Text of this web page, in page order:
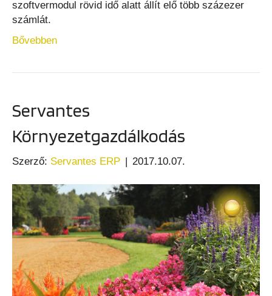
szoftvermodul rövid idő alatt állít elő több százezer
számlát.
Bővebben
Servantes
Környezetgazdálkodás
Szerző: Servantes ERP | 2017.10.07.